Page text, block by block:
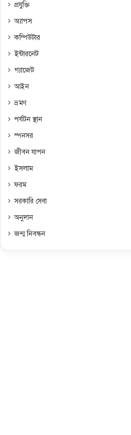
প্রযুক্তি
অ্যাপস
কম্পিউটার
ইন্টারনেট
গ্যাজেট
আইন
ভ্রমণ
পর্যটন স্থান
স্পনসর
জীবন যাপন
ইসলাম
ফরম
সরকারি সেবা
অনুদান
জন্ম নিবন্ধন